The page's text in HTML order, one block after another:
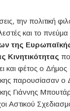
την πολιτική
και το
της
Κινητικότητας
και φέτος ο Δήμος
παρουσίασαν ο
Γιάννης
Αστικού